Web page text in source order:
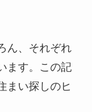
ん、それぞれ
ます。この記
まい探しのヒ